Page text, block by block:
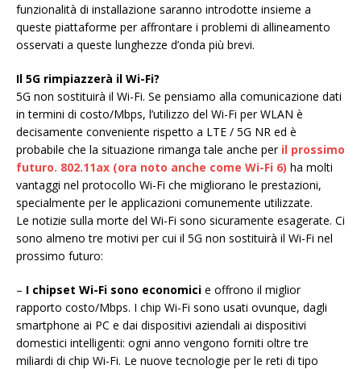
funzionalità di installazione saranno introdotte insieme a
queste piattaforme per affrontare i problemi di allineamento
osservati a queste lunghezze d’onda più brevi.
Il 5G rimpiazzerà il Wi-Fi?
5G non sostituirà il Wi-Fi. Se pensiamo alla comunicazione dati
in termini di costo/Mbps, l’utilizzo del Wi-Fi per WLAN è
decisamente conveniente rispetto a LTE / 5G NR ed è
probabile che la situazione rimanga tale anche peril prossimo
futuro. 802.11ax (ora noto anche come Wi-Fi 6) ha molti
vantaggi nel protocollo Wi-Fi che migliorano le prestazioni,
specialmente per le applicazioni comunemente utilizzate.
Le notizie sulla morte del Wi-Fi sono sicuramente esagerate. Ci
sono almeno tre motivi per cui il 5G non sostituirà il Wi-Fi nel
prossimo futuro:
– I chipset Wi-Fi sono economici e offrono il miglior
rapporto costo/Mbps. I chip Wi-Fi sono usati ovunque, dagli
smartphone ai PC e dai dispositivi aziendali ai dispositivi
domestici intelligenti: ogni anno vengono forniti oltre tre
miliardi di chip Wi-Fi. Le nuove tecnologie per le reti di tipo